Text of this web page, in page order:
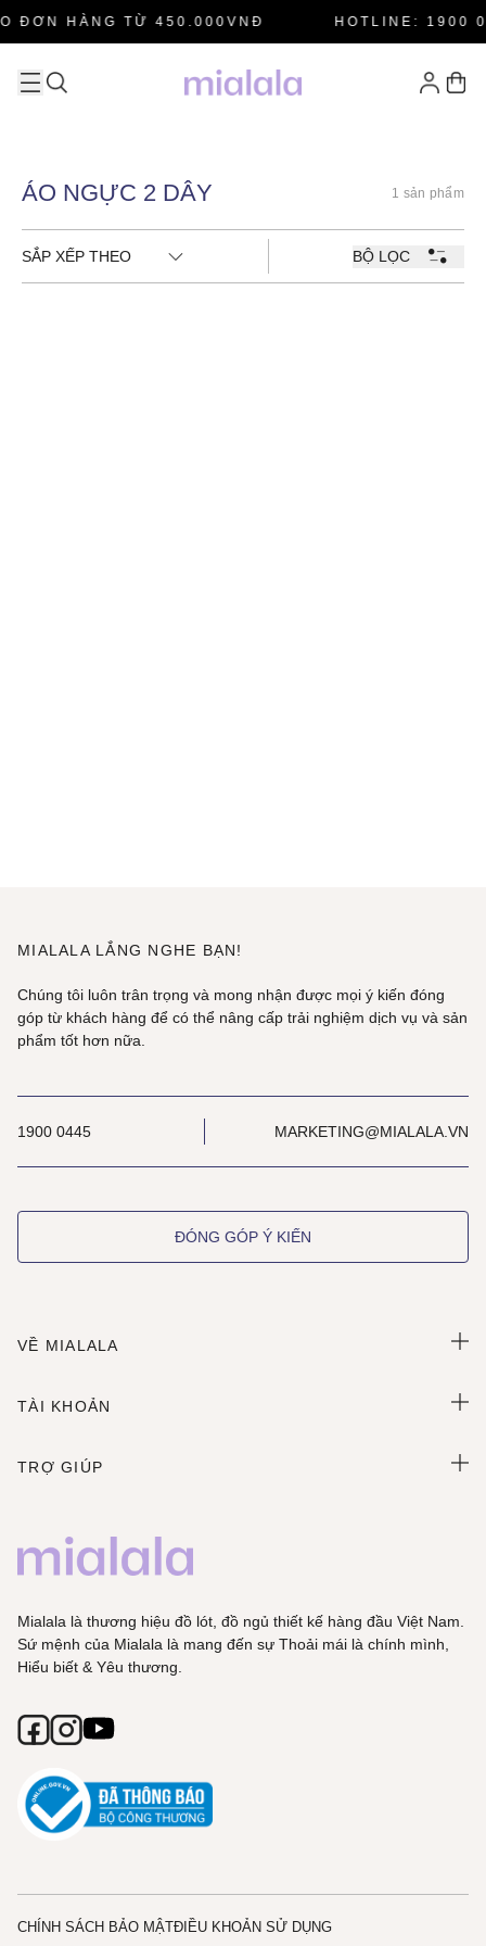
ĐƠN HÀNG TỪ 450.000VNĐ HOTLINE: 1900
ÁO NGỰC 2 DÂY 1 sản phẩm
SẮP XẾP THEO BỘ LỌC
MIALALA LẮNG NGHE BẠN!
Chúng tôi luôn trân trọng và mong nhận được mọi ý kiến đóng
góp từ khách hàng để có thể nâng cấp trải nghiệm dịch vụ và sản
phẩm tốt hơn nữa.
1900 0445 MARKETING@MIALALA.VN
ĐÓNG GÓP Ý KIẾN
VỀ MIALALA
TÀI KHOẢN
TRỢ GIÚP
Mialala là thương hiệu đồ lót, đồ ngủ thiết kế hàng đầu Việt Nam.
Sứ mệnh của Mialala là mang đến sự Thoải mái là chính mình,
Hiểu biết & Yêu thương.
CHÍNH SÁCH BẢO MẬTĐIỀU KHOẢN SỬ DỤNG